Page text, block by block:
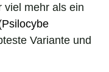
viel mehr als ein
Psilocybe
Variante und